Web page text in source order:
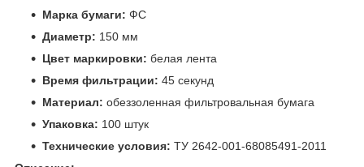
Марка бумаги: ФС
Диаметр: 150 мм
Цвет маркировки: белая лента
Время фильтрации: 45 секунд
Материал: обеззоленная фильтровальная бумага
Упаковка: 100 штук
Технические условия: ТУ 2642-001-68085491-2011